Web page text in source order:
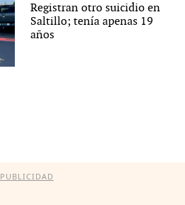
Registran otro suicidio en
Saltillo; tenía apenas 19
años
PUBLICIDAD